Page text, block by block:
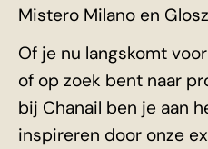
Mistero Milano en
Of je nu langskomt
of op zoek bent naar
bij Chanail ben je aan
inspireren door onze